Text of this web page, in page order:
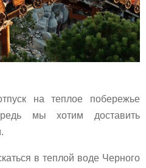
на теплое побережье
мы хотим доставить
в теплой воде Черного